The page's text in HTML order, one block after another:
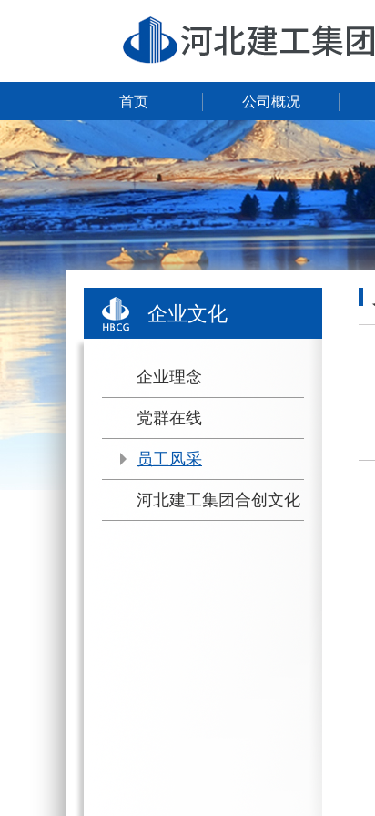
首页 公司概况
企业文化
企业理念
党群在线
员工风采
河北建工集团合创文化